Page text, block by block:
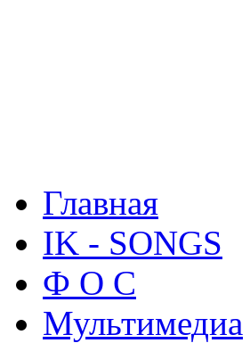
Главная
IK - SONGS
Ф О С
Мультимедиа